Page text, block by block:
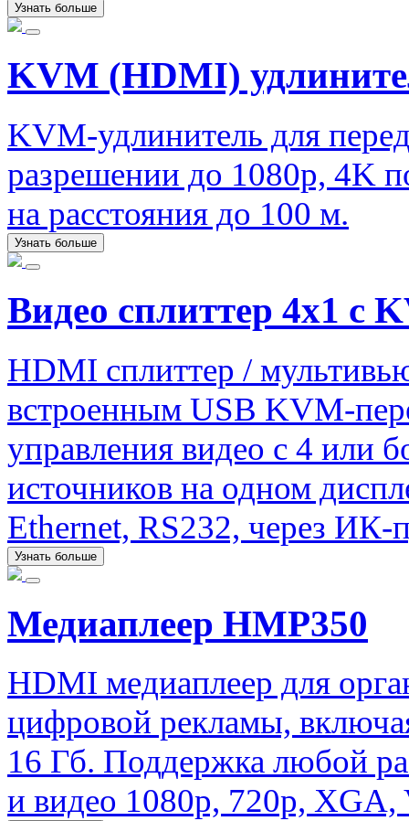
Узнать больше
KVM (HDMI)
KVM-удлинитель для
разрешении до 1080p, 4K
на расстояния до 100 м.
Узнать больше
Видео сплиттер 4х1 с
HDMI сплиттер /
встроенным USB KVM-
управления видео с 4 или
источников на одном
Ethernet, RS232, через ИК-
Узнать больше
Медиаплеер HMP350
HDMI медиаплеер для
цифровой рекламы,
16 Гб. Поддержка любой
и видео 1080p, 720p,